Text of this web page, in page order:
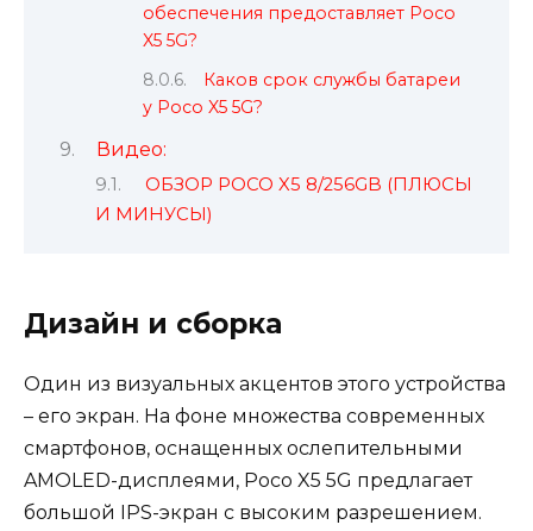
обеспечения предоставляет Poco
X5 5G?
Каков срок службы батареи
у Poco X5 5G?
Видео:
ОБЗОР POCO X5 8/256GB (ПЛЮСЫ
И МИНУСЫ)
Дизайн и сборка
Один из визуальных акцентов этого устройства
– его экран. На фоне множества современных
смартфонов, оснащенных ослепительными
AMOLED-дисплеями, Poco X5 5G предлагает
большой IPS-экран с высоким разрешением.